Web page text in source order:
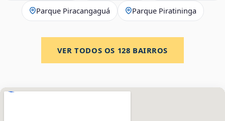
Parque Piracangaguá Parque Piratininga
VER TODOS OS 128 BAIRROS